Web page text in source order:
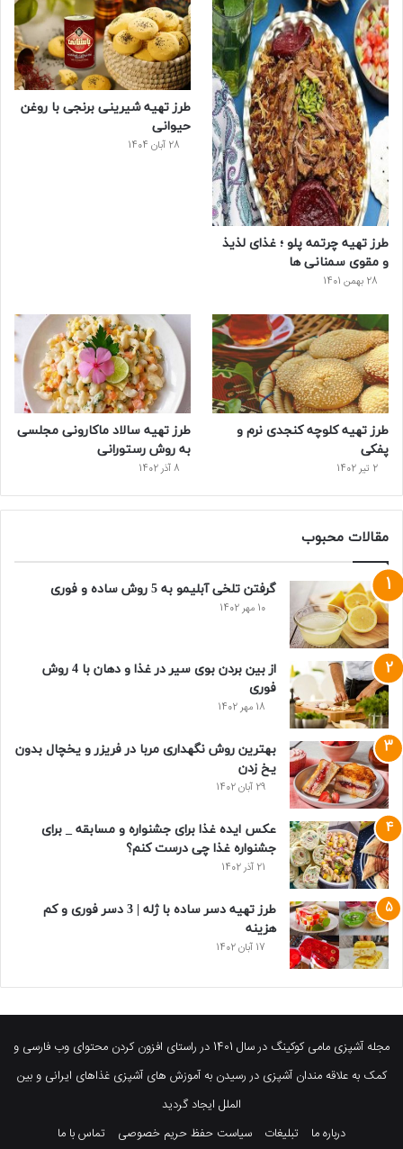
و
ک
ت
ر
ر
ی
س
ت
و
ب
ر
س
طرز تهیه چرتمه پلو ؛ غذای لذیذ
و مقوی سمنانی ها
28 بهمن 1401
طرز تهیه شیرینی برنجی با روغن
حیوانی
28 آبان 1404
طرز تهیه کلوچه کنجدی نرم و
پفکی
2 تیر 1402
طرز تهیه سالاد ماكارونی مجلسی
به روش رستورانی
8 آذر 1402
مقالات محبوب
گرفتن تلخی آبلیمو به 5 روش ساده و فوری
10 مهر 1402
از بین بردن بوی سیر در غذا و دهان با 4 روش
فوری
18 مهر 1402
بهترین روش نگهداری مربا در فریزر و یخچال بدون
یخ زدن
29 آبان 1402
عکس ایده غذا برای جشنواره و مسابقه _ برای
جشنواره غذا چی درست کنم؟
21 آذر 1402
طرز تهیه دسر ساده با ژله | 3 دسر فوری و کم
هزینه
17 آبان 1402
مجله آشپزی مامی کوکینگ در سال 1401 در راستای افزون کردن محتوای وب فارسی و
کمک به علاقه مندان آشپزی در رسیدن به آموزش های آشپزی غذاهای ایرانی و بین
الملل ایجاد گردید
درباره ما
تبلیغات سیاست حفظ حریم خصوصی تماس با ما